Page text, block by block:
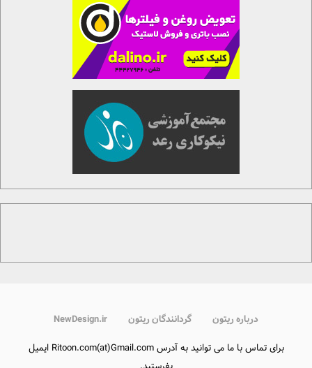
درباره ریتون گردانندگان ریتون NewDesign.ir
برای تماس با ما می توانید به آدرس Ritoon.com(at)Gmail.com ایمیل